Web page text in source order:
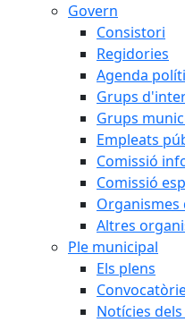
Govern
Consistori
Regidories
Agenda
Grups
Grups
Empleats
Comissió
Comissió
Organismes
Altres
Ple municipal
Els plens
Notícies